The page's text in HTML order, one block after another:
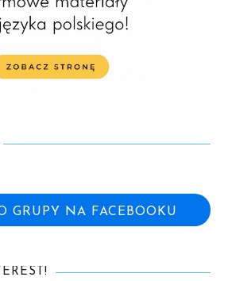
GRUPY NA FACEBOOKU